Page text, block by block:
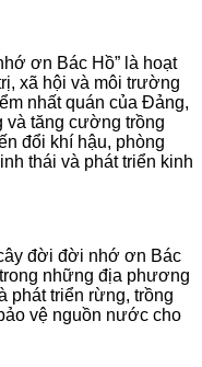
ơn Bác Hồ” là hoạt
xã hội và môi trường
nhất quán của Đảng,
và tăng cường trồng
đổi khí hậu, phòng
thái và phát triển kinh
đời đời nhớ ơn Bác
những địa phương
phát triển rừng, trồng
vệ nguồn nước cho